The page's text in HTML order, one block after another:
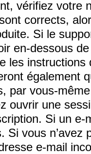
vérifiez votre
corrects,
Si le
en-dessous
les
également
par vous-
ouvrir une
Si un
Si vous n’avez
e-mail